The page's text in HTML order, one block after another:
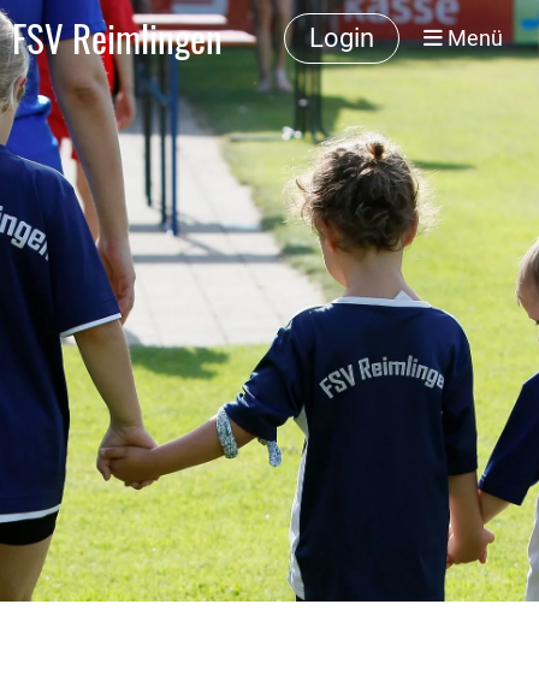
FSV Reimlingen Login Menü